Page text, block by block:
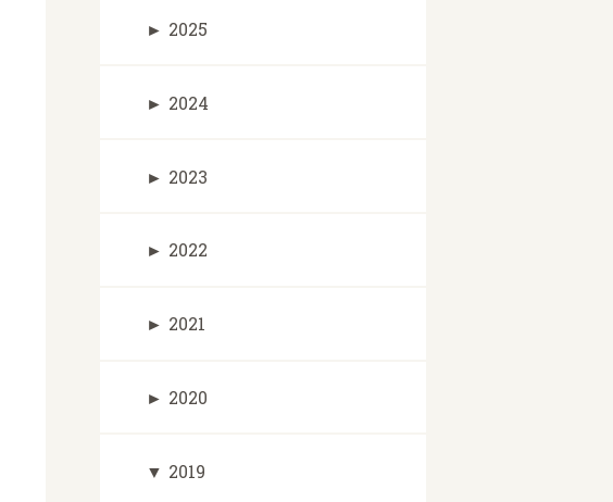
► 2025
► 2024
► 2023
► 2022
► 2021
► 2020
▼ 2019